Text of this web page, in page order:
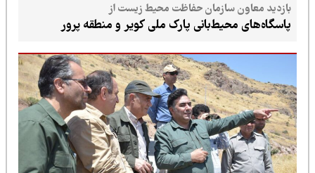
بازدید معاون سازمان حفاظت محیط زیست از
پاسگاه‌های محیط‌بانی پارک ملی کویر و منطقه پرور